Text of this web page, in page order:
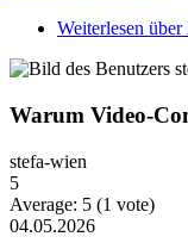
Weiterlesen über
Warum Video-
stefa-wien
5
Average: 5 (1 vote)
04.05.2026